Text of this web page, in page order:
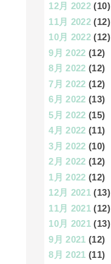
12月 2022 (10)
11月 2022 (12)
10月 2022 (12)
9月 2022 (12)
8月 2022 (12)
7月 2022 (12)
6月 2022 (13)
5月 2022 (15)
4月 2022 (11)
3月 2022 (10)
2月 2022 (12)
1月 2022 (12)
12月 2021 (13)
11月 2021 (12)
10月 2021 (13)
9月 2021 (12)
8月 2021 (11)